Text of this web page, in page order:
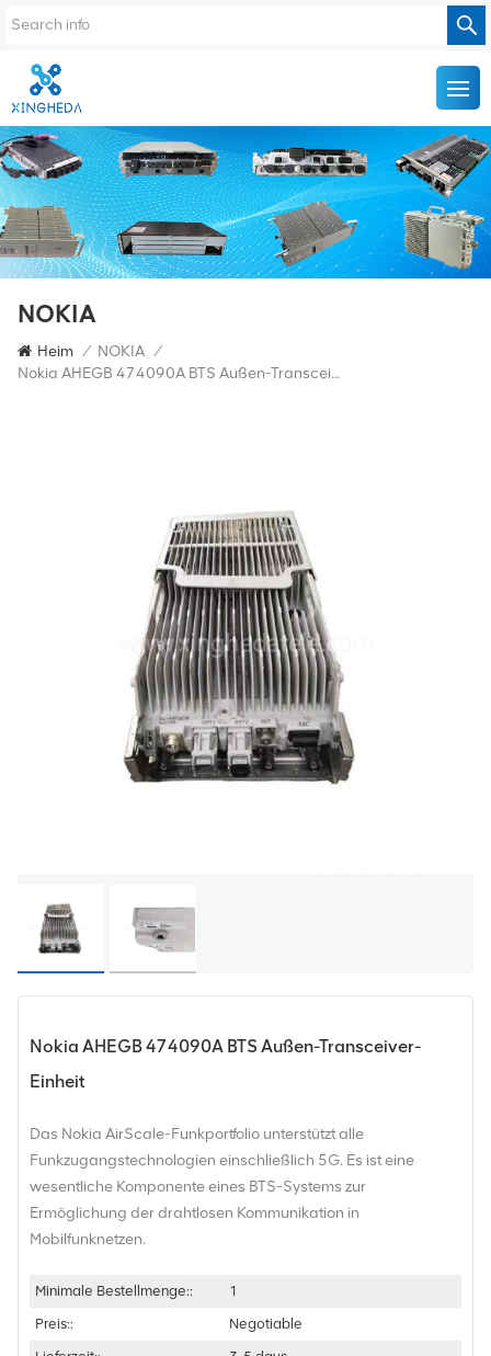
NOKIA
Heim / NOKIA /
Nokia AHEGB 474090A BTS Außen-Transceiver-Einheit
Nokia AHEGB 474090A BTS Außen-Transceiver-
Einheit
Das Nokia AirScale-Funkportfolio unterstützt alle
Funkzugangstechnologien einschließlich 5G. Es ist eine
wesentliche Komponente eines BTS-Systems zur
Ermöglichung der drahtlosen Kommunikation in
Mobilfunknetzen.
Minimale Bestellmenge::
1
Preis::
Negotiable